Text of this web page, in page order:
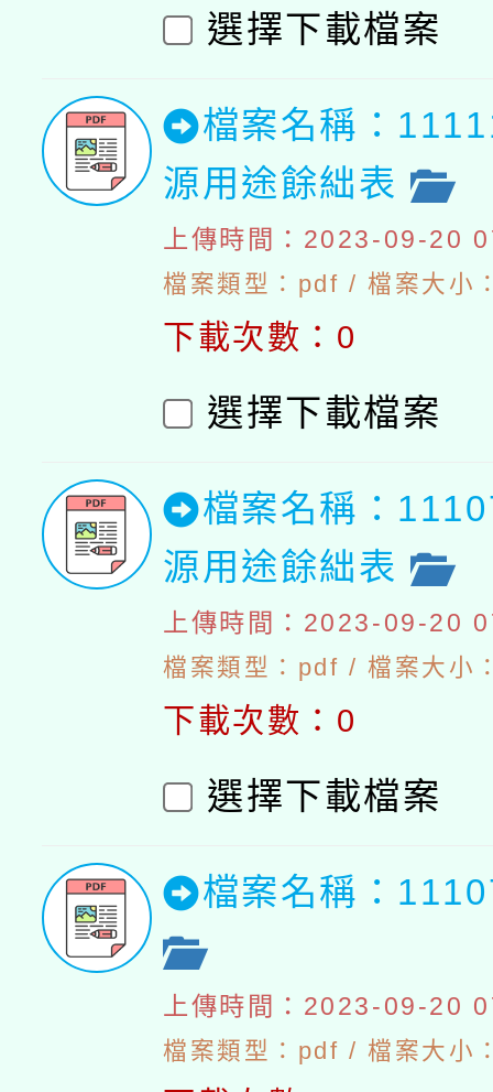
選擇下載檔案
檔案名稱：
源用途餘絀表
上傳時間：2023-09-20
檔案類型：pdf / 檔案大小
下載次數：0
選擇下載檔案
檔案名稱：
源用途餘絀表
上傳時間：2023-09-20
檔案類型：pdf / 檔案大小
下載次數：0
選擇下載檔案
檔案名稱：
上傳時間：2023-09-20
檔案類型：pdf / 檔案大小